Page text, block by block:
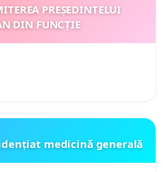
PREȘEDINTELUI
DIN FUNCȚIE
medicină generală